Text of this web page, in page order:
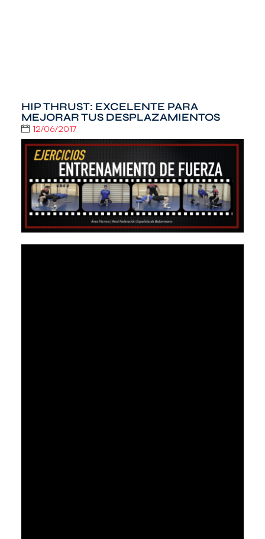
HIP THRUST: EXCELENTE PARA
MEJORAR TUS DESPLAZAMIENTOS
12/06/2017